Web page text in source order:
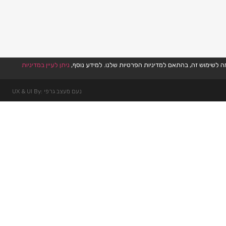
ניתן לעיין במדיניות
נעם מעצב גרפי :UX & UI By